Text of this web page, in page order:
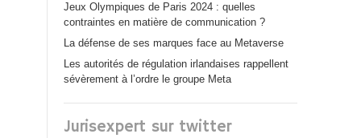
Jeux Olympiques de Paris 2024 : quelles
contraintes en matière de communication ?
La défense de ses marques face au Metaverse
Les autorités de régulation irlandaises rappellent
sévèrement à l’ordre le groupe Meta
Jurisexpert sur twitter